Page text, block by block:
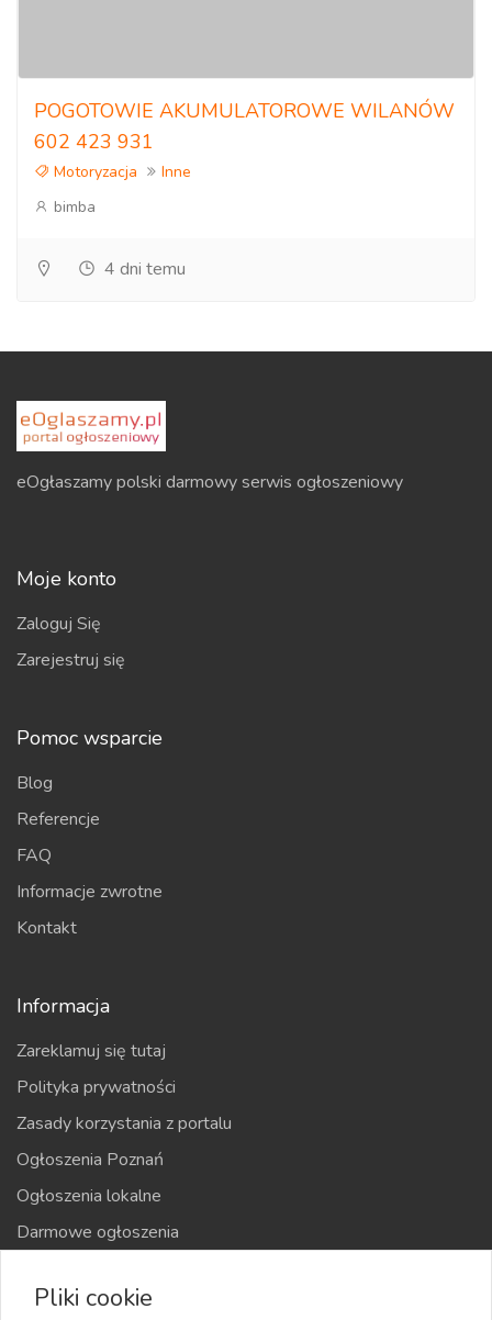
POGOTOWIE AKUMULATOROWE WILANÓW
602 423 931
Motoryzacja
Inne
bimba
4 dni temu
eOgłaszamy polski darmowy serwis ogłoszeniowy
Moje konto
Zaloguj Się
Zarejestruj się
Pomoc wsparcie
Blog
Referencje
FAQ
Informacje zwrotne
Kontakt
Informacja
Zareklamuj się tutaj
Polityka prywatności
Zasady korzystania z portalu
Ogłoszenia Poznań
Ogłoszenia lokalne
Darmowe ogłoszenia
Mapa strony
Pliki cookie